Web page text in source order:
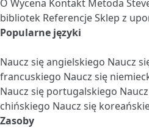
O Wycena Kontakt Metoda
bibliotek ReferencjeSklep z
Popularne języki
Naucz się angielskiego Naucz
francuskiego Naucz się
Naucz się portugalskiego
chińskiego Naucz się
Zasoby